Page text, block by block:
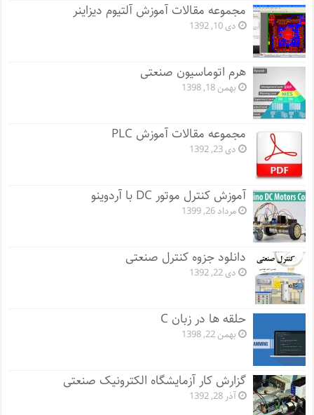
مجموعه مقالات آموزش آلتیوم دیزاینر
دی 10, 1392
هرم اتوماسیون صنعتی
بهمن 18, 1398
مجموعه مقالات آموزش PLC
دی 23, 1392
آموزش کنترل موتور DC با آردوینو
مرداد 26, 1399
دانلود جزوه کنترل صنعتی
دی 22, 1392
حلقه ها در زبان C
بهمن 22, 1398
گزارش کار آزمایشگاه الکترونیک صنعتی
آذر 28, 1392